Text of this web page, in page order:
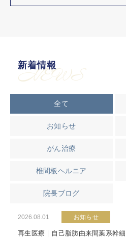
新着情報
NEWS
全て
お知らせ
がん治療
椎間板ヘルニア
院長ブログ
2026.08.01 お知らせ
再生医療｜自己脂肪由来間葉系幹